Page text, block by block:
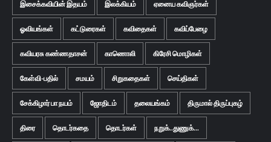
இசைக்கவியின் இதயம் இலக்கியம் ஏனைய கவிஞர்கள்
ஓவியங்கள் கட்டுரைகள் கவிதைகள் கவிப்பேழை
கவியரசு கண்ணதாசன் காணொலி கிரேசி மொழிகள்
கேள்வி-பதில் சமயம் சிறுகதைகள் செய்திகள்
சேக்கிழார் பா நயம் ஜோதிடம் தலையங்கம் திருமால் திருப்புகழ்
திரை தொடர்கதை தொடர்கள் நறுக்..துணுக்...